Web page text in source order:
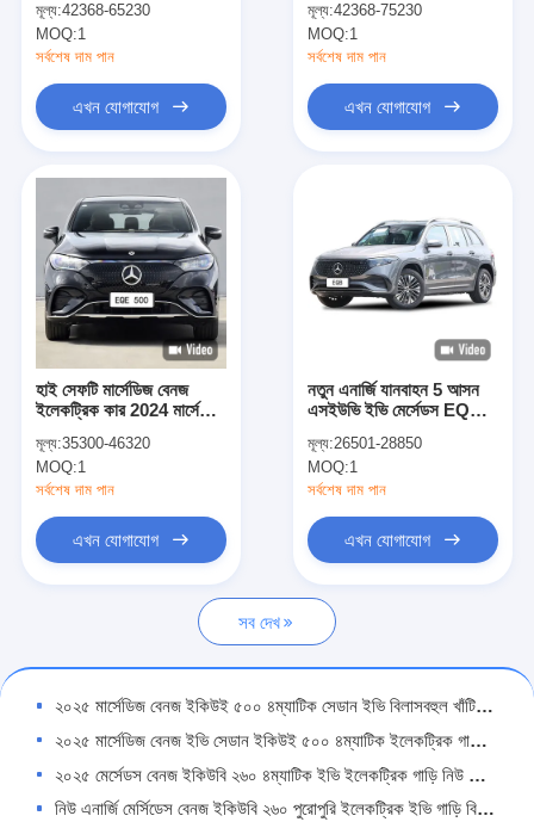
কারখানা পরিদর্শন
আমাদের সাথে যোগাযোগ
মার্সেডিজ বেনজ ইভি
মার্সেডিজ বেনজ সেডান
মার্সেডিজ বেনজ এসইউভি
মার্সেডিজ বেনজ ইলেকট্রিক গাড়ি
মূল্য:42368-65230
MOQ:1
সর্বশেষ দাম পান
এখন যোগাযোগ
মূল্য:42368-75230
MOQ:1
সর্বশেষ দাম পান
এখন যোগাযোগ
হাই সেফটি মার্সেডিজ বেনজ
ইলেকট্রিক কার 2024 মার্সেডিজ
মূল্য:35300-46320
MOQ:1
সর্বশেষ দাম পান
এখন যোগাযোগ
নতুন এনার্জি যানবাহন 5 আসন
এসইউভি ইভি মের্সেডস EQB
মূল্য:26501-28850
MOQ:1
সর্বশেষ দাম পান
এখন যোগাযোগ
সব দেখ
২০২৫ মার্সেডিজ বেনজ ইকিউই ৫০০ ৪ম্যাটিক সেডান ইভি বিলাসবহুল খাঁটি বৈদ্যুতিক গাড়ি
২০২৫ মার্সেডিজ বেনজ ইভি সেডান ইকিউই ৫০০ ৪ম্যাটিক ইলেকট্রিক গাড়ি নিউ এনার্জি ৫ আসন
২০২৫ মের্সেডস বেনজ ইকিউবি ২৬০ ৪ম্যাটিক ইভি ইলেকট্রিক গাড়ি নিউ এনার্জি যানবাহন ৫ আসনের এসইউভি
নিউ এনার্জি মের্সিডেস বেনজ ইকিউবি ২৬০ পুরোপুরি ইলেকট্রিক ইভি গাড়ি বিলাসবহুল এসইউভি ইকিউভি লং রেঞ্জ